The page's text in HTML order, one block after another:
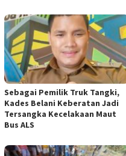
Sebagai Pemilik Truk Tangki,
Kades Belani Keberatan Jadi
Tersangka Kecelakaan Maut
Bus ALS